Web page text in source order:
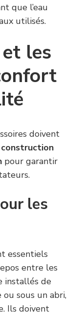
que l’eau
utilisés.
les
doivent
construction
pour garantir
les
essentiels
entre les
installés de
ou sous un abri,
Ils doivent